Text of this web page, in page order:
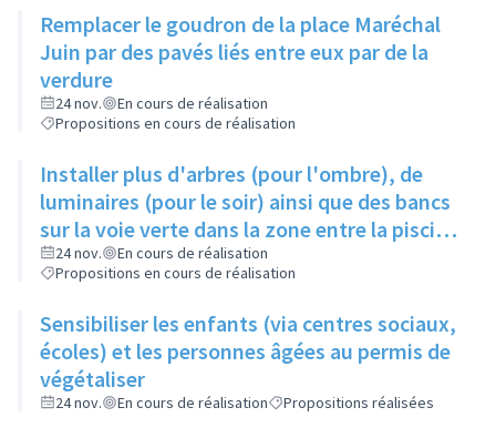
Remplacer le goudron de la place Maréchal
Juin par des pavés liés entre eux par de la
verdure
24 nov.
En cours de réalisation
Propositions en cours de réalisation
Installer plus d'arbres (pour l'ombre), de
luminaires (pour le soir) ainsi que des bancs
sur la voie verte dans la zone entre la piscine
et la rue de l'Industrie
24 nov.
En cours de réalisation
Propositions en cours de réalisation
Sensibiliser les enfants (via centres sociaux,
écoles) et les personnes âgées au permis de
végétaliser
24 nov. En cours de réalisation Propositions réalisées